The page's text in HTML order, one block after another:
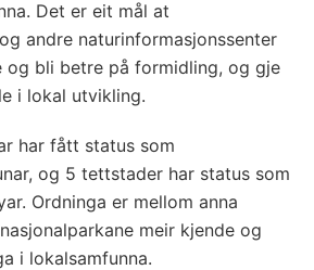
Det er eit mål at
andre naturinformasjonssenter
og bli betre på formidling, og gje
i lokal utvikling.
har fått status som
og 5 tettstader har status som
Ordninga er mellom anna
meir kjende og
i lokalsamfunna.